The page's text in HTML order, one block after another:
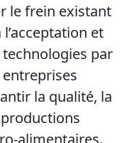
le frein existant
et
technologies par
la qualité, la
alimentaires.